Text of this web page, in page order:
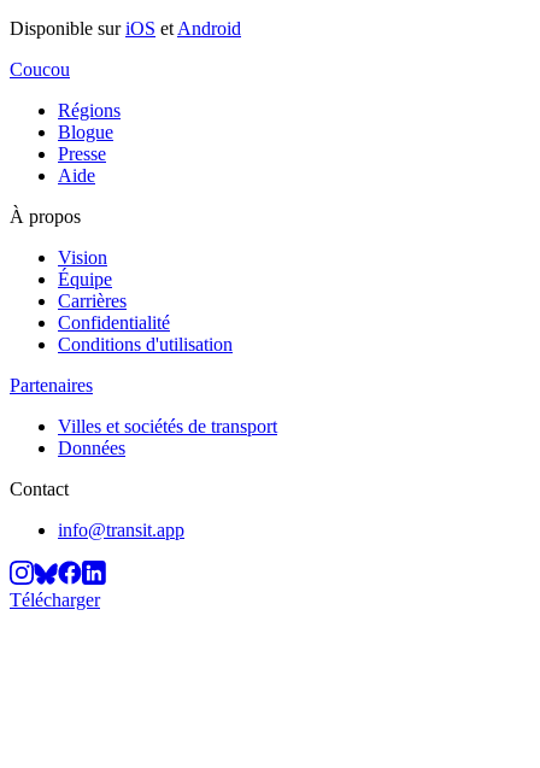
Disponible suriOS et Android
Coucou
Régions
Blogue
Presse
Aide
À propos
Vision
Équipe
Carrières
Confidentialité
Conditions d'utilisation
Partenaires
Villes et sociétés de transport
Données
Contact
info@transit.app
Télécharger